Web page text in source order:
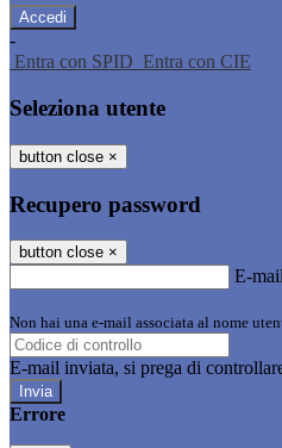
-
Entra con SPID Entra con CIE
Seleziona utente
button close ×
Recupero password
button close ×
E-mail
Non hai una e-mail associata al nome
E-mail inviata, si prega di
Errore